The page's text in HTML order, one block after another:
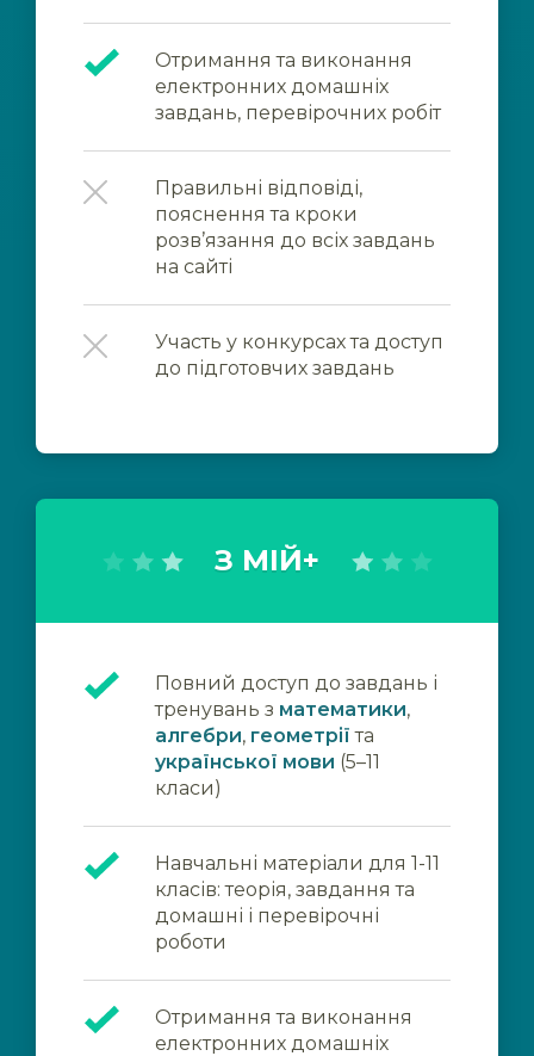
Отримання та виконання
електронних домашніх
завдань, перевірочних робіт
Правильні відповіді,
пояснення та кроки
розв’язання до всіх завдань
на сайті
Участь у конкурсах та доступ
до підготовчих завдань
З МІЙ+
Повний доступ до завдань і
тренувань з математики,
алгебри, геометрії та
української мови (5–11
класи)
Навчальні матеріали для 1-11
класів: теорія, завдання та
домашні і перевірочні
роботи
Отримання та виконання
електронних домашніх